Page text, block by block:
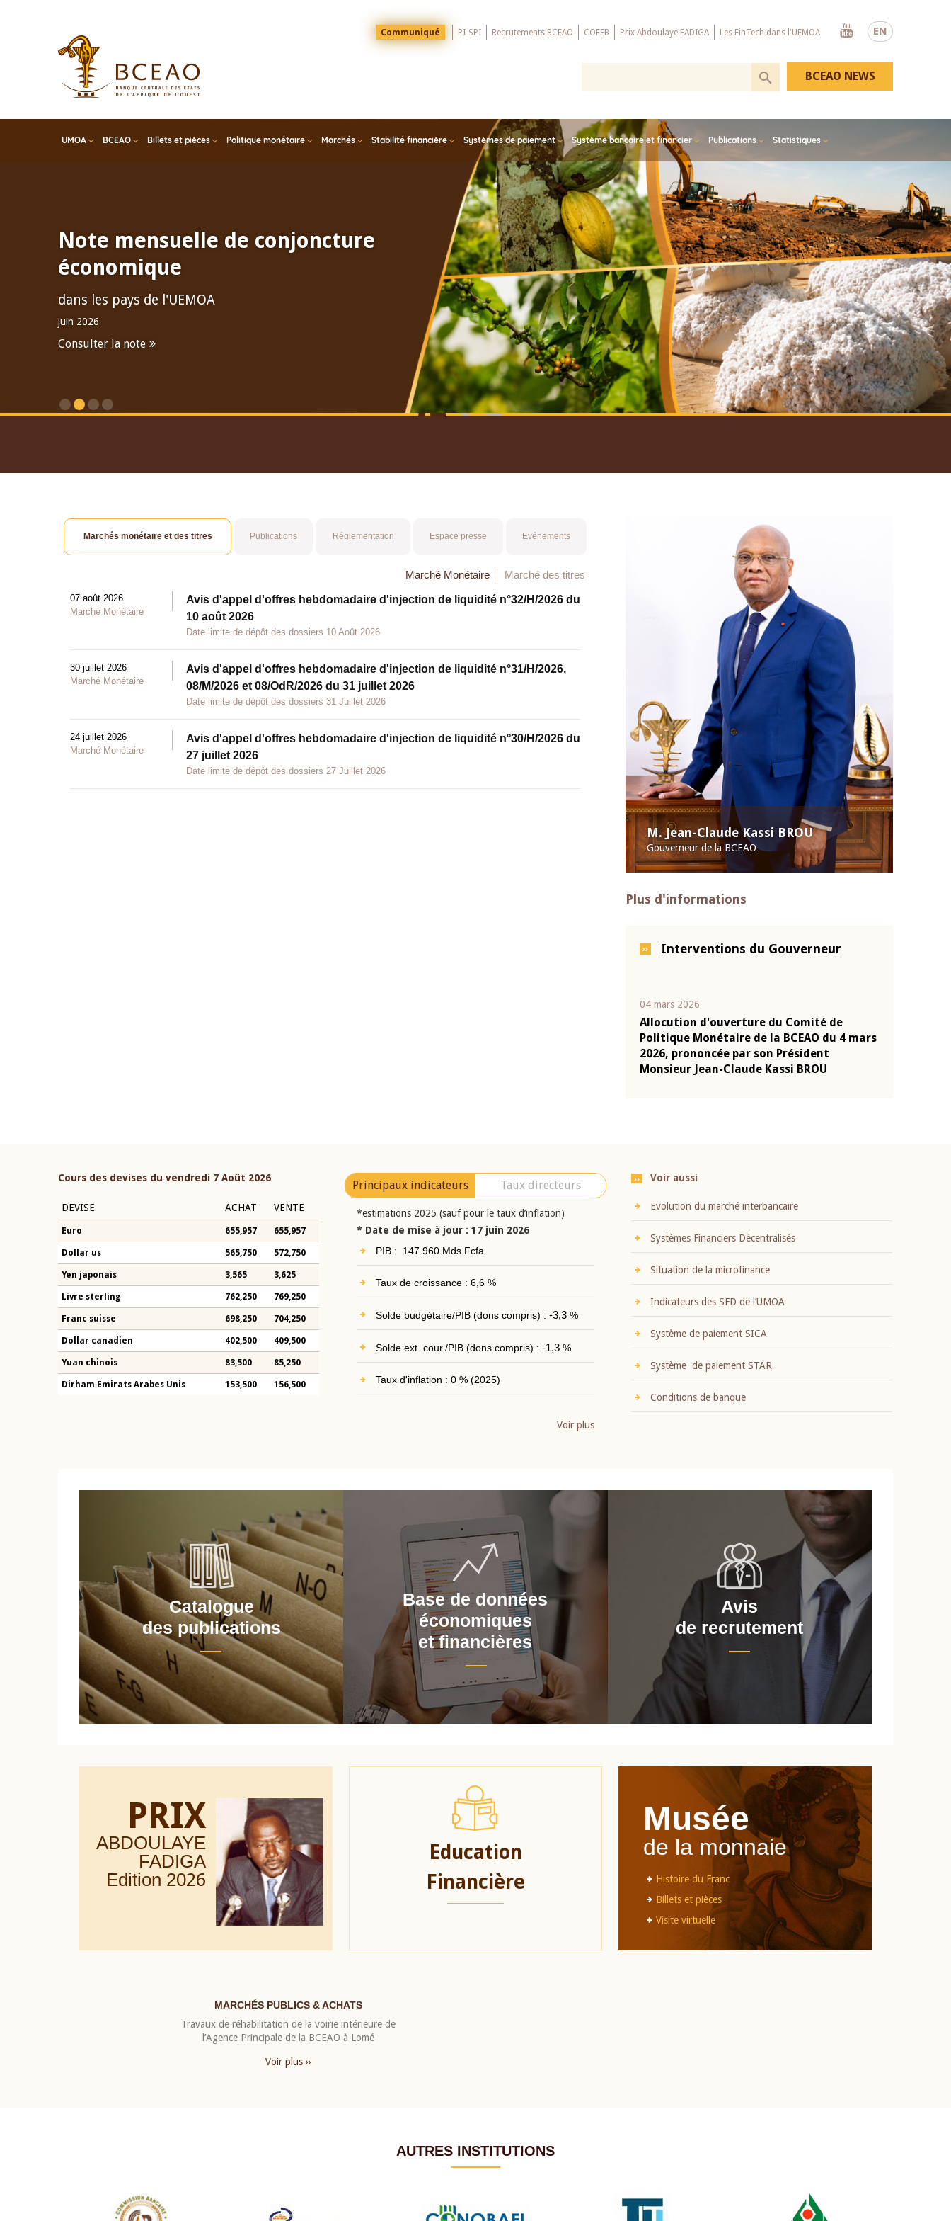
EN
Menu
Top
Communiqué PI-SPI Recrutements BCEAO COFEB Prix Abdoulaye FADIGA Les FinTech dans l'UEMOA
Youtube
UMOA BCEAO Billets et pièces Politique monétaire Marchés Stabilité financière Systèmes de paiement Système bancaire et financier Publications Statistiques
BCEAO NEWS
Note mensuelle de conjoncture
économique
dans les pays de l'UEMOA
juin 2026
Consulter la note
M. Jean-Claude Kassi BROU
Gouverneur de la BCEAO
Plus d'informations
Interventions du Gouverneur
04 mars 2026
Allocution d'ouverture du Comité de
Politique Monétaire de la BCEAO du 4 mars
2026, prononcée par son Président
Monsieur Jean-Claude Kassi BROU
Marchés monétaire et des titres Publications Réglementation Espace presse Evénements
Marché Monétaire Marché des titres
07 août 2026
Marché Monétaire
Avis d'appel d'offres hebdomadaire d'injection de liquidité n°32/H/2026 du
10 août 2026
Date limite de dépôt des dossiers 10 Août 2026
30 juillet 2026
Marché Monétaire
Avis d'appel d'offres hebdomadaire d'injection de liquidité n°31/H/2026,
08/M/2026 et 08/OdR/2026 du 31 juillet 2026
Date limite de dépôt des dossiers 31 Juillet 2026
24 juillet 2026
Marché Monétaire
Avis d'appel d'offres hebdomadaire d'injection de liquidité n°30/H/2026 du
27 juillet 2026
Date limite de dépôt des dossiers 27 Juillet 2026
Cours des devises du vendredi 7 Août 2026
DEVISE ACHAT VENTE
Euro 655,957 655,957
Dollar us 565,750 572,750
Yen japonais 3,565 3,625
Livre sterling 762,250 769,250
Franc suisse 698,250 704,250
Dollar canadien 402,500 409,500
Yuan chinois 83,500 85,250
Dirham Emirats Arabes Unis 153,500 156,500
Principaux indicateurs Taux directeurs
*estimations 2025 (sauf pour le taux d’inflation)
* Date de mise à jour : 17 juin 2026
PIB : 147 960 Mds Fcfa
Taux de croissance : 6,6 %
Solde budgétaire/PIB (dons compris) : -3,3%
Solde ext. cour./PIB (dons compris) : -1,3%
Taux d'inflation : 0 % (2025)
Voir plus
Voir aussi
Evolution du marché interbancaire
Systèmes Financiers Décentralisés
Situation de la microfinance
Indicateurs des SFD de l’UMOA
Système de paiement SICA
Système de paiement STAR
Conditions de banque
Catalogue
des publications
Base de données
économiques
et financières
Avis
de recrutement
PRIX
ABDOULAYE
FADIGA
Edition 2026
Education
Financière
Musée
de la monnaie
Histoire du Franc
Billets et pièces
Visite virtuelle
MARCHÉS PUBLICS & ACHATS
Travaux de réhabilitation de la voirie intérieure de
l’Agence Principale de la BCEAO à Lomé
Voir plus ››
AUTRES INSTITUTIONS